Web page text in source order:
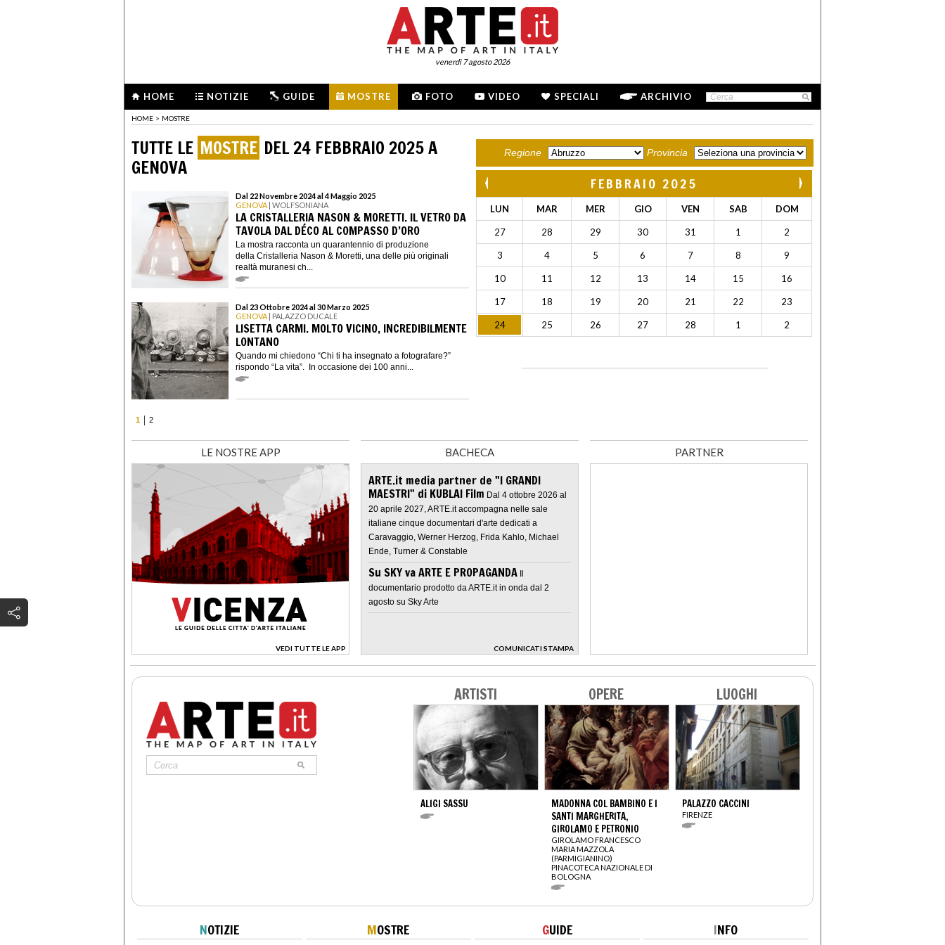
venerdì 7 agosto 2026
HOME NOTIZIE GUIDE MOSTRE FOTO VIDEO SPECIALI ARCHIVIO
HOME > MOSTRE
TUTTE LE MOSTRE DEL 24 FEBBRAIO 2025 A
GENOVA
Dal 22 Novembre 2024 al 4 Maggio 2025
GENOVA | WOLFSONIANA
LA CRISTALLERIA NASON & MORETTI. IL VETRO DA
TAVOLA DAL DÉCO AL COMPASSO D’ORO
La mostra racconta un quarantennio di produzione
della Cristalleria Nason & Moretti, una delle più originali
realtà muranesi ch...
Dal 23 Ottobre 2024 al 30 Marzo 2025
GENOVA | PALAZZO DUCALE
LISETTA CARMI. MOLTO VICINO, INCREDIBILMENTE
LONTANO
Quando mi chiedono “Chi ti ha insegnato a fotografare?”
rispondo “La vita”. In occasione dei 100 anni...
1 2
Regione Provincia
FEBBRAIO 2025
LUN MAR MER GIO VEN SAB DOM
27 28 29 30 31 1 2
3 4 5 6 7 8 9
10 11 12 13 14 15 16
17 18 19 20 21 22 23
24 25 26 27 28 1 2
LE NOSTRE APP
VEDI TUTTE LE APP
>
BACHECA
ARTE.it media partner de "I GRANDI
MAESTRI" di KUBLAI Film Dal 4 ottobre 2026 al
20 aprile 2027, ARTE.it accompagna nelle sale
italiane cinque documentari d'arte dedicati a
Caravaggio, Werner Herzog, Frida Kahlo, Michael
Ende, Turner & Constable
Su SKY va ARTE E PROPAGANDA
documentario prodotto da ARTE.it in onda dal 2
agosto su Sky Arte
COMUNICATI STAMPA
>
PARTNER
ARTISTI
ALIGI SASSU
OPERE
MADONNA COL BAMBINO E I
SANTI MARGHERITA,
GIROLAMO E PETRONIO
GIROLAMO FRANCESCO
MARIA MAZZOLA
(PARMIGIANINO)
PINACOTECA NAZIONALE DI
BOLOGNA
LUOGHI
PALAZZO CACCINI
FIRENZE
NOTIZIE MOSTRE GUIDE INFO